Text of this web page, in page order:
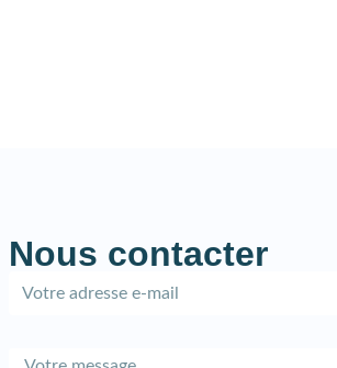
Nous contacter